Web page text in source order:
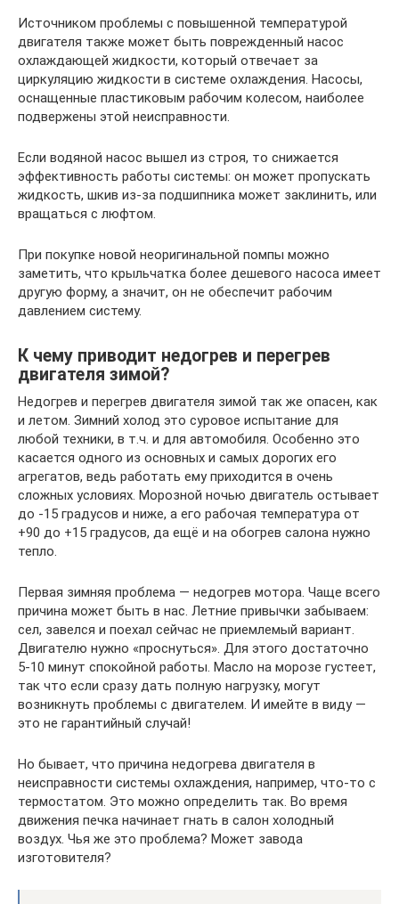
Источником проблемы с повышенной температурой
двигателя также может быть поврежденный насос
охлаждающей жидкости, который отвечает за
циркуляцию жидкости в системе охлаждения. Насосы,
оснащенные пластиковым рабочим колесом, наиболее
подвержены этой неисправности.
Если водяной насос вышел из строя, то снижается
эффективность работы системы: он может пропускать
жидкость, шкив из-за подшипника может заклинить, или
вращаться с люфтом.
При покупке новой неоригинальной помпы можно
заметить, что крыльчатка более дешевого насоса имеет
другую форму, а значит, он не обеспечит рабочим
давлением систему.
К чему приводит недогрев и перегрев
двигателя зимой?
Недогрев и перегрев двигателя зимой так же опасен, как
и летом. Зимний холод это суровое испытание для
любой техники, в т.ч. и для автомобиля. Особенно это
касается одного из основных и самых дорогих его
агрегатов, ведь работать ему приходится в очень
сложных условиях. Морозной ночью двигатель остывает
до -15 градусов и ниже, а его рабочая температура от
+90 до +15 градусов, да ещё и на обогрев салона нужно
тепло.
Первая зимняя проблема — недогрев мотора. Чаще всего
причина может быть в нас. Летние привычки забываем:
сел, завелся и поехал сейчас не приемлемый вариант.
Двигателю нужно «проснуться». Для этого достаточно
5-10 минут спокойной работы. Масло на морозе густеет,
так что если сразу дать полную нагрузку, могут
возникнуть проблемы с двигателем. И имейте в виду —
это не гарантийный случай!
Но бывает, что причина недогрева двигателя в
неисправности системы охлаждения, например, что-то с
термостатом. Это можно определить так. Во время
движения печка начинает гнать в салон холодный
воздух. Чья же это проблема? Может завода
изготовителя?